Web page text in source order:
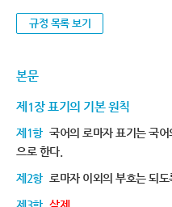
규정 목록 보기
본문
제1장 표기의 기본 원칙
제1항 국어의 로마자 표기는 국
으로 한다.
제2항 로마자 이외의 부호는 되